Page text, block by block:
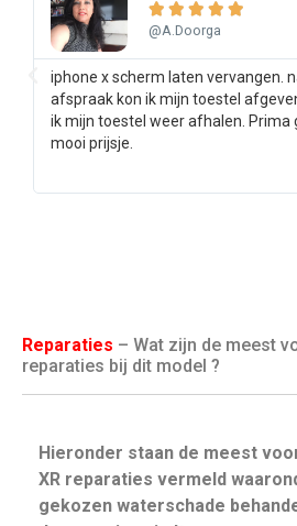
    
@A.Doorga
iphone x scherm laten vervangen.
afspraak kon ik mijn toestel
ik mijn toestel weer afhalen. Prima
mooi prijsje.
Reparaties – Wat zijn de meest
reparaties bij dit model ?
Hieronder staan de meest
XR reparaties vermeld
gekozen waterschade